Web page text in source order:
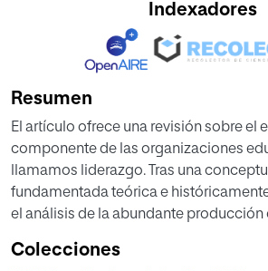
Indexadores
Resumen
El artículo ofrece una revisión sobre el
componente de las organizaciones
llamamos liderazgo. Tras una
fundamentada teórica e
el análisis de la abundante
concepto caleidoscópico, integrador,
Colecciones